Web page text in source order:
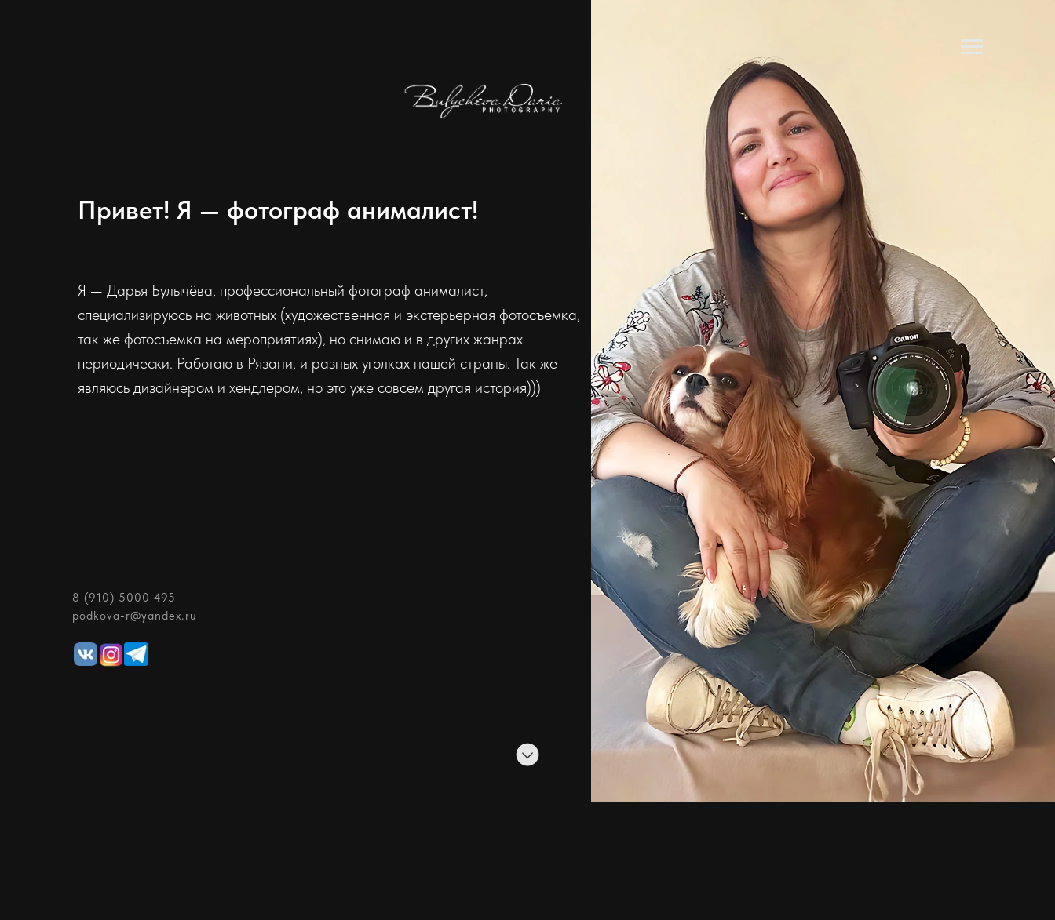
Я — Дарья Булычёва, профессиональный фотограф анималист,
специализируюсь на животных (художественная и экстерьерная фотосъемка,
так же фотосъемка на мероприятиях), но снимаю и в других жанрах
периодически. Работаю в Рязани, и разных уголках нашей страны. Так же
являюсь дизайнером и хендлером, но это уже совсем другая история)))
Привет! Я — фотограф анималист!
8 (910) 5000 495
podkova-r@yandex.ru